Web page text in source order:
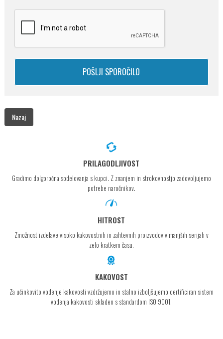
Nazaj
PRILAGODLJIVOST
Gradimo dolgoročna sodelovanja s kupci. Z znanjem in strokovnostjo zadovoljujemo
potrebe naročnikov.
HITROST
Zmožnost izdelave visoko kakovostnih in zahtevnih proizvodov v manjših serijah v
zelo kratkem času.
KAKOVOST
Za učinkovito vodenje kakovosti vzdržujemo in stalno izboljšujemo certificiran sistem
vodenja kakovosti skladen s standardom ISO 9001.